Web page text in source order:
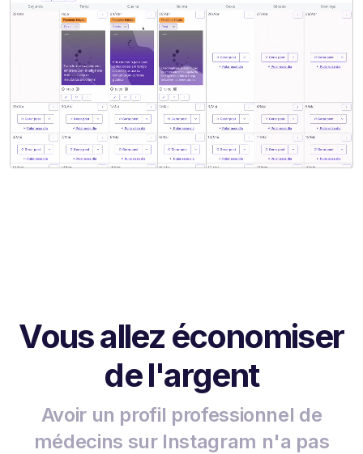
Vous allez économiser
de l'argent
Avoir un profil professionnel de
médecins sur Instagram n'a pas